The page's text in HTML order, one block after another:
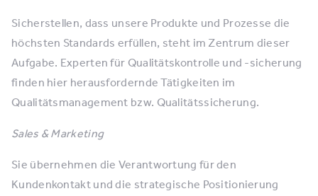
Sicherstellen, dass unsere Produkte und Prozesse die
höchsten Standards erfüllen, steht im Zentrum dieser
Aufgabe. Experten für Qualitätskontrolle und -sicherung
finden hier herausfordernde Tätigkeiten im
Qualitätsmanagement bzw. Qualitätssicherung.
Sales & Marketing
Sie übernehmen die Verantwortung für den
Kundenkontakt und die strategische Positionierung